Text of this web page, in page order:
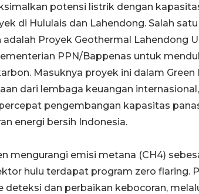
potensi listrik dengan
di Hululais dan Lahendong. Salah
Proyek Geothermal Lahendong
PPN/Bappenas untuk
Masuknya proyek ini dalam
dari lembaga keuangan
pengembangan kapasitas
energi bersih Indonesia.
mengurangi emisi metana (CH4)
hulu terdapat program zero flaring.
deteksi dan perbaikan kebocoran,
bakau merah
20 September 2025